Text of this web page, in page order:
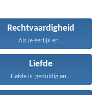
Rechtvaardigheid
Als je eerlijk en...
Liefde
Liefde is: geduldig en...